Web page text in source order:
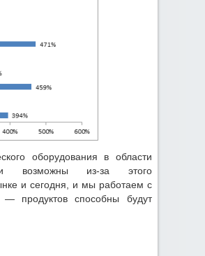
оборудования в области
возможны из-за этого
и сегодня, и мы работаем с
продуктов способны будут